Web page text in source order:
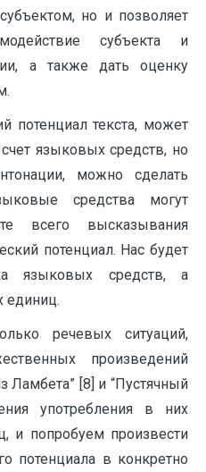
но и позволяет
субъекта и
а также дать оценку
потенциал текста, может
языковых средств, но
можно сделать
средства могут
всего высказывания
потенциал. Нас будет
языковых средств, а
единиц.
речевых ситуаций,
произведений
Ламбета” [8] и “Пустячный
употребления в них
и попробуем произвести
потенциала в конкретно